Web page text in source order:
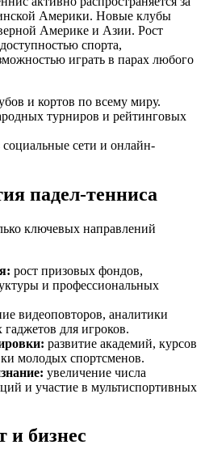
Америки. Новые клубы
Америке и Азии. Рост
спорта,
играть в парах любого
и кортов по всему миру.
турниров и рейтинговых
социальные сети и онлайн-
падел-тенниса
ключевых направлений
рост призовых фондов,
и профессиональных
видеоповторов, аналитики
для игроков.
развитие академий, курсов
молодых спортсменов.
увеличение числа
и участие в мультиспортивных
и бизнес